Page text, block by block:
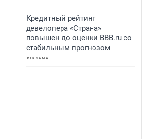
Кредитный рейтинг
девелопера «Страна»
повышен до оценки BBB.ru со
стабильным прогнозом